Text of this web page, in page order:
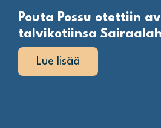
Pouta Possu otettiin
talvikotiinsa
Lue lisää